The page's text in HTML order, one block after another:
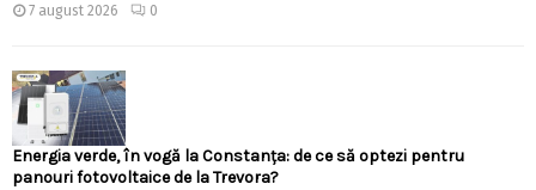
7 august 2026 0
Energia verde, în vogă la Constanța: de ce să optezi pentru
panouri fotovoltaice de la Trevora?